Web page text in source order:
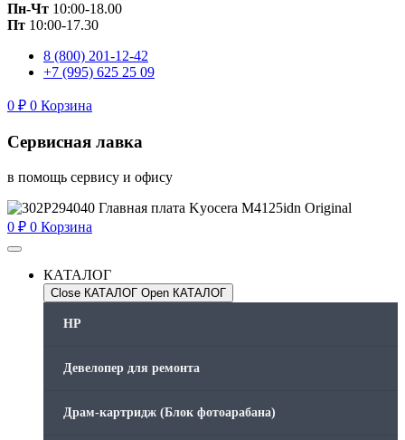
Пн-Чт 10:00-18.00
Пт 10:00-17.30
8 (800) 201-12-42
+7 (995) 625 25 09
0 ₽ 0 Корзина
Сервисная лавка
в помощь сервису и офису
0 ₽ 0 Корзина
КАТАЛОГ
Close КАТАЛОГ Open КАТАЛОГ
HP
Девелопер для ремонта
Драм-картридж (Блок фотоарабана)